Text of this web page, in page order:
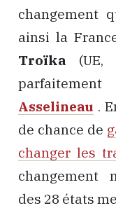
changement
ainsi la
Troïka (UE,
Asselineau .
de chance de
changer les
changement
des 28 états